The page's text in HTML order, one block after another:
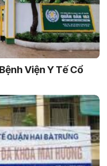
Viện Y Tế Cổ